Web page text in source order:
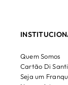
Quem Somos
Cartão Di
Seja um